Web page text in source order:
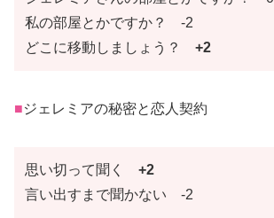
私の部屋とかですか？ -2
どこに移動しましょう？ +2
■ジェレミアの秘密と恋人契約
思い切って聞く +2
言い出すまで聞かない -2